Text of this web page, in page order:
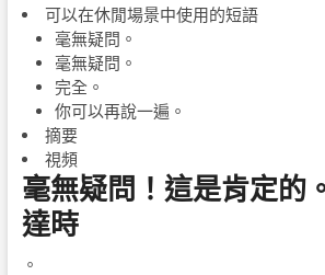
可以在休閒場景中使用的短語
毫無疑問。
毫無疑問。
完全。
你可以再說一遍。
摘要
視頻
毫無疑問！這是肯定的
達時
。